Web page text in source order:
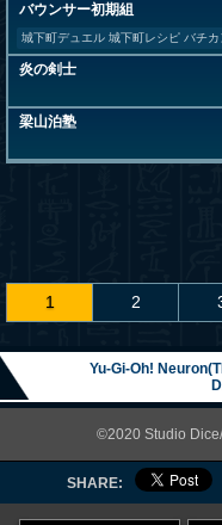
バウンサー初期組
城下町デュエル 城下町レシピ バチ
炎の剣士
梁山泊塾
1 2
Yu-Gi-Oh!
©2020 Studio Dice/
SHARE: